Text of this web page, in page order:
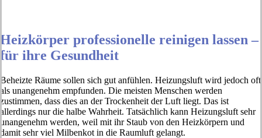
Heizkörper professionelle reinigen lassen –
für ihre Gesundheit
Beheizte Räume sollen sich gut anfühlen. Heizungsluft wird jedoch oft
als unangenehm empfunden. Die meisten Menschen werden
zustimmen, dass dies an der Trockenheit der Luft liegt. Das ist
allerdings nur die halbe Wahrheit. Tatsächlich kann Heizungsluft sehr
unangenehm werden, weil mit ihr Staub von den Heizkörpern und
damit sehr viel Milbenkot in die Raumluft gelangt.